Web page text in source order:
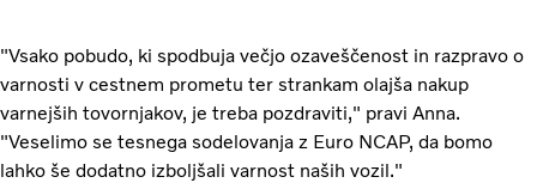
"Vsako pobudo, ki spodbuja večjo ozaveščenost in razpravo o
varnosti v cestnem prometu ter strankam olajša nakup
varnejših tovornjakov, je treba pozdraviti," pravi Anna.
"Veselimo se tesnega sodelovanja z Euro NCAP, da bomo
lahko še dodatno izboljšali varnost naših vozil."